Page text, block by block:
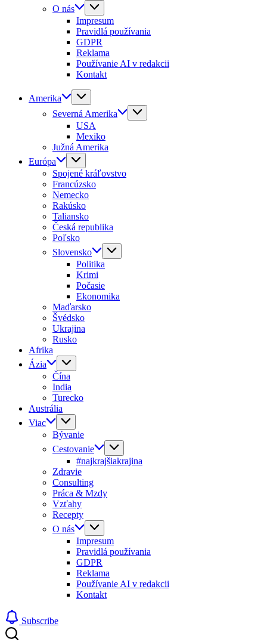
O nás
Impresum
Pravidlá používania
GDPR
Reklama
Používanie AI v redakcii
Kontakt
Amerika
Severná Amerika
USA
Mexiko
Južná Amerika
Európa
Spojené kráľovstvo
Francúzsko
Nemecko
Rakúsko
Taliansko
Česká republika
Poľsko
Slovensko
Politika
Krimi
Počasie
Ekonomika
Maďarsko
Švédsko
Ukrajina
Rusko
Afrika
Ázia
Čína
India
Turecko
Austrália
Viac
Bývanie
Cestovanie
#najkrajšiakrajina
Zdravie
Consulting
Práca & Mzdy
Vzťahy
Recepty
O nás
Impresum
Pravidlá používania
GDPR
Reklama
Používanie AI v redakcii
Kontakt
Subscribe